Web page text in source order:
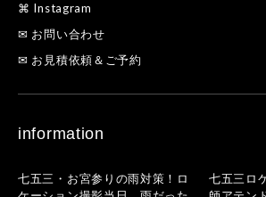
⌘ Instagram
✉ お問い合わせ
✉ お見積依頼＆ご予約
information
七五三・お宮参りの雨対策！ロ
七五三ロ